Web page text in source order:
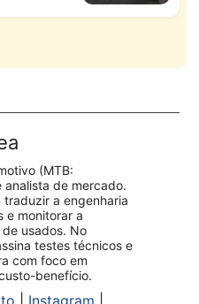
(MTB:
de mercado.
traduzir a engenharia
e monitorar a
usados. No
testes técnicos e
com foco em
benefício.
Instagram